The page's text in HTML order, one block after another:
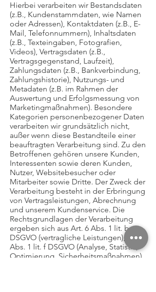
Hierbei verarbeiten wir Bestandsdaten
(z.B., Kundenstammdaten, wie Namen
oder Adressen), Kontaktdaten (z.B., E-
Mail, Telefonnummern), Inhaltsdaten
(z.B., Texteingaben, Fotografien,
Videos), Vertragsdaten (z.B.,
Vertragsgegenstand, Laufzeit),
Zahlungsdaten (z.B., Bankverbindung,
Zahlungshistorie), Nutzungs- und
Metadaten (z.B. im Rahmen der
Auswertung und Erfolgsmessung von
Marketingmaßnahmen). Besondere
Kategorien personenbezogener Daten
verarbeiten wir grundsätzlich nicht,
außer wenn diese Bestandteile einer
beauftragten Verarbeitung sind. Zu den
Betroffenen gehören unsere Kunden,
Interessenten sowie deren Kunden,
Nutzer, Websitebesucher oder
Mitarbeiter sowie Dritte. Der Zweck der
Verarbeitung besteht in der Erbringung
von Vertragsleistungen, Abrechnung
und unserem Kundenservice. Die
Rechtsgrundlagen der Verarbeitung
ergeben sich aus Art. 6 Abs. 1 lit. b
DSGVO (vertragliche Leistungen), Art. 6
Abs. 1 lit. f DSGVO (Analyse, Statistik,
Optimierung, Sicherheitsmaßnahmen).